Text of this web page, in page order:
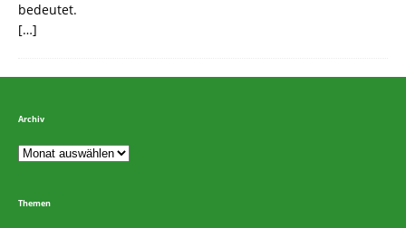
bedeutet.
[…]
Archiv
Themen